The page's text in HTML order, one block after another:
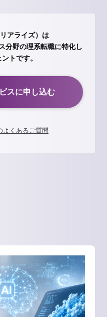
アライズ）は
分野の理系転職に特化し
トです。
スに申し込む
よくあるご質問